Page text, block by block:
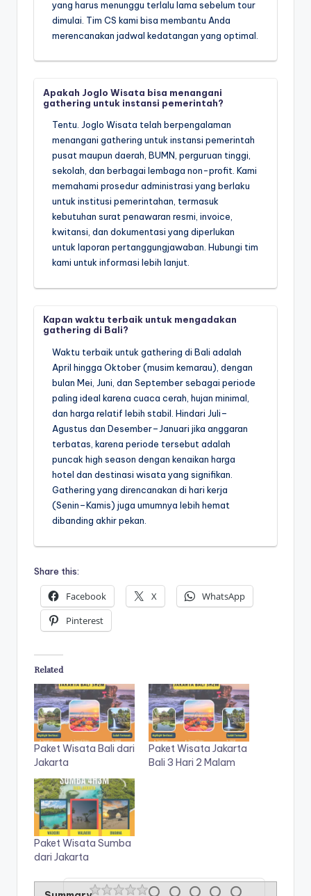
yang harus menunggu terlalu lama sebelum tour
dimulai. Tim CS kami bisa membantu Anda
merencanakan jadwal kedatangan yang optimal.
Apakah Joglo Wisata bisa menangani
gathering untuk instansi pemerintah?
Tentu. Joglo Wisata telah berpengalaman
menangani gathering untuk instansi pemerintah
pusat maupun daerah, BUMN, perguruan tinggi,
sekolah, dan berbagai lembaga non-profit. Kami
memahami prosedur administrasi yang berlaku
untuk institusi pemerintahan, termasuk
kebutuhan surat penawaran resmi, invoice,
kwitansi, dan dokumentasi yang diperlukan
untuk laporan pertanggungjawaban. Hubungi tim
kami untuk informasi lebih lanjut.
Kapan waktu terbaik untuk mengadakan
gathering di Bali?
Waktu terbaik untuk gathering di Bali adalah
April hingga Oktober (musim kemarau), dengan
bulan Mei, Juni, dan September sebagai periode
paling ideal karena cuaca cerah, hujan minimal,
dan harga relatif lebih stabil. Hindari Juli–
Agustus dan Desember–Januari jika anggaran
terbatas, karena periode tersebut adalah
puncak high season dengan kenaikan harga
hotel dan destinasi wisata yang signifikan.
Gathering yang direncanakan di hari kerja
(Senin–Kamis) juga umumnya lebih hemat
dibanding akhir pekan.
Share this:
Facebook X
WhatsApp
Pinterest
Related
Paket Wisata Bali dari
Jakarta
Paket Wisata Jakarta
Bali 3 Hari 2 Malam
Paket Wisata Sumba
dari Jakarta
Rating 1 star2 stars3 stars4 stars